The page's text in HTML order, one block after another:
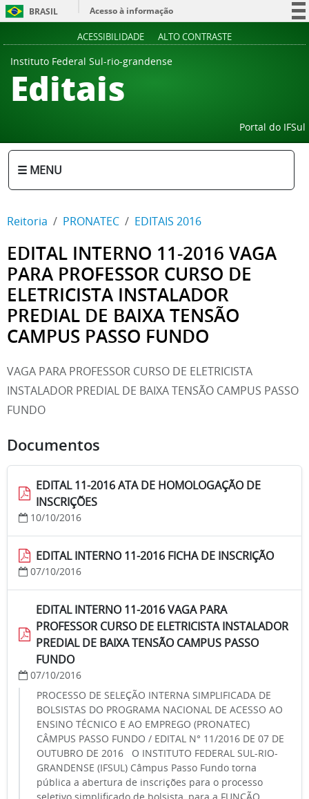
BRASIL
Acesso à informação
ACESSIBILIDADE ALTO CONTRASTE
Instituto Federal Sul-rio-grandense
Editais
Portal do IFSul
☰ MENU
Reitoria PRONATEC EDITAIS 2016
EDITAL INTERNO 11-2016 VAGA
PARA PROFESSOR CURSO DE
ELETRICISTA INSTALADOR
PREDIAL DE BAIXA TENSÃO
CAMPUS PASSO FUNDO
VAGA PARA PROFESSOR CURSO DE ELETRICISTA
INSTALADOR PREDIAL DE BAIXA TENSÃO CAMPUS PASSO
FUNDO
Documentos
EDITAL 11-2016 ATA DE HOMOLOGAÇÃO DE
INSCRIÇÕES
10/10/2016
EDITAL INTERNO 11-2016 FICHA DE INSCRIÇÃO
07/10/2016
EDITAL INTERNO 11-2016 VAGA PARA
PROFESSOR CURSO DE ELETRICISTA INSTALADOR
PREDIAL DE BAIXA TENSÃO CAMPUS PASSO
FUNDO
07/10/2016
PROCESSO DE SELEÇÃO INTERNA SIMPLIFICADA DE
BOLSISTAS DO PROGRAMA NACIONAL DE ACESSO AO
ENSINO TÉCNICO E AO EMPREGO (PRONATEC)
CÂMPUS PASSO FUNDO / EDITAL N° 11/2016 DE 07 DE
OUTUBRO DE 2016 O INSTITUTO FEDERAL SUL-RIO-
GRANDENSE (IFSUL) Câmpus Passo Fundo torna
pública a abertura de inscrições para o processo